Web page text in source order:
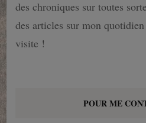
des chroniques sur toutes
des articles sur mon
visite !
POUR ME